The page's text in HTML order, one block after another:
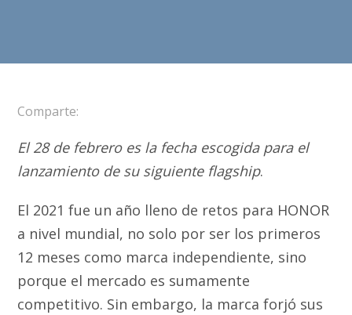
Comparte:
El 28 de febrero es la fecha escogida para el
lanzamiento de su siguiente flagship.
El 2021 fue un año lleno de retos para HONOR
a nivel mundial, no solo por ser los primeros
12 meses como marca independiente, sino
porque el mercado es sumamente
competitivo. Sin embargo, la marca forjó sus